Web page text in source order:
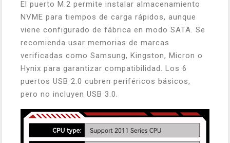
El puerto M.2 permite instalar almacenamiento
NVME para tiempos de carga rápidos, aunque
viene configurado de fábrica en modo SATA. Se
recomienda usar memorias de marcas
verificadas como Samsung, Kingston, Micron o
Hynix para garantizar compatibilidad. Los 6
puertos USB 2.0 cubren periféricos básicos,
pero no incluyen USB 3.0.